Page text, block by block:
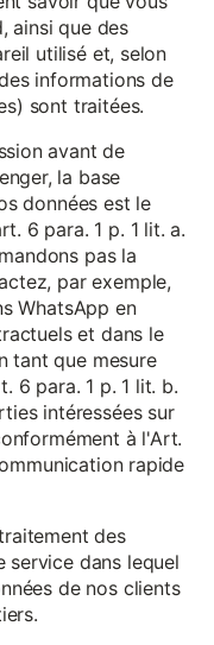
ainsi que des
utilisé et, selon
informations de
sont traitées.
avant de
la base
données est le
6 para. 1 p. 1 lit. a.
pas la
par exemple,
WhatsApp en
et dans le
tant que mesure
6 para. 1 p. 1 lit. b.
intéressées sur
à l'Art.
rapide
des
service dans lequel
de nos clients